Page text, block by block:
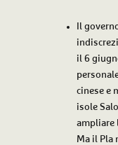
Il
il 6
cinese e
isole
ampliare
Ma il Pla